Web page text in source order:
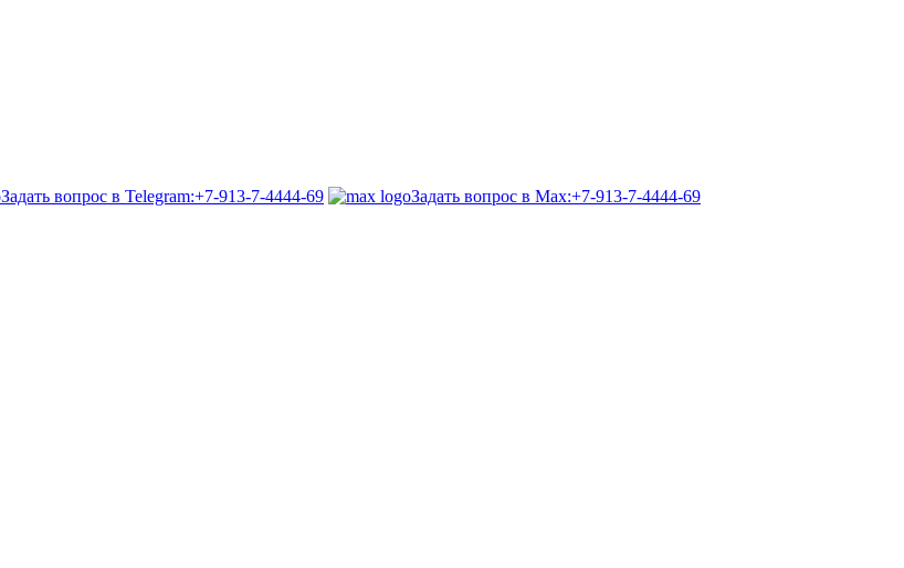
Задать вопрос в Telegram:+7-913-7-4444-69 Задать вопрос в Max:+7-913-7-4444-69